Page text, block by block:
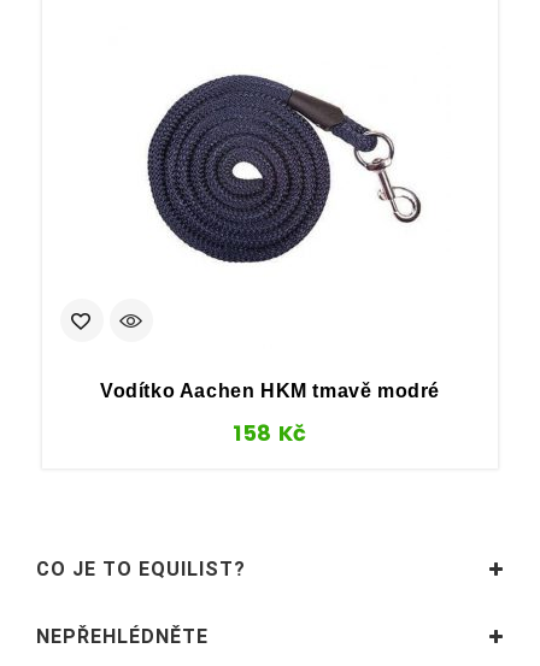
Vodítko Aachen HKM tmavě modré
158 Kč
CO JE TO EQUILIST?
NEPŘEHLÉDNĚTE